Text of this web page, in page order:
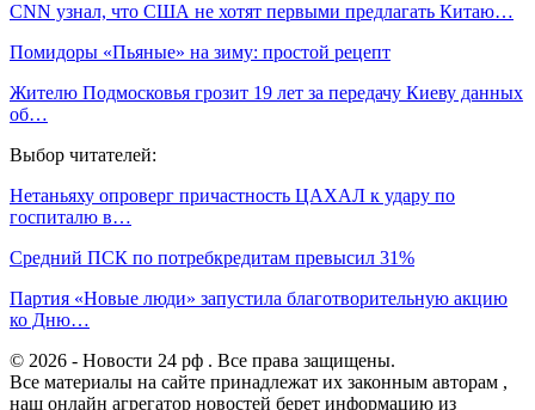
CNN узнал, что США не хотят первыми предлагать Китаю…
Помидоры «Пьяные» на зиму: простой рецепт
Жителю Подмосковья грозит 19 лет за передачу Киеву данных
об…
Выбор читателей:
Нетаньяху опроверг причастность ЦАХАЛ к удару по
госпиталю в…
Средний ПСК по потребкредитам превысил 31%
Партия «Новые люди» запустила благотворительную акцию
ко Дню…
© 2026 - Новости 24 рф . Все права защищены.
Все материалы на сайте принадлежат их законным авторам ,
наш онлайн агрегатор новостей берет информацию из